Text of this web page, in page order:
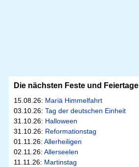
Die nächsten Feste und Feiertage
15.08.26: Mariä Himmelfahrt
03.10.26: Tag der deutschen Einheit
31.10.26: Halloween
31.10.26: Reformationstag
01.11.26: Allerheiligen
02.11.26: Allerseelen
11.11.26: Martinstag